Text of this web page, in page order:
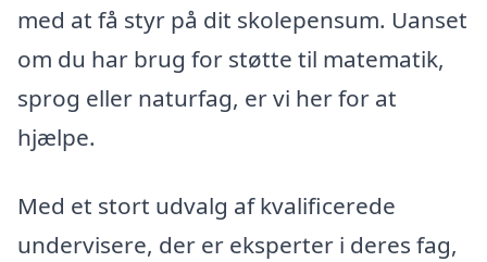
med at få styr på dit skolepensum. Uanset
om du har brug for støtte til matematik,
sprog eller naturfag, er vi her for at
hjælpe.
Med et stort udvalg af kvalificerede
undervisere, der er eksperter i deres fag,